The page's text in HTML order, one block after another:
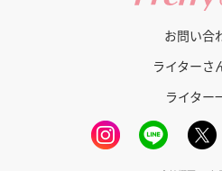
お問い合
ライターさ
ライター